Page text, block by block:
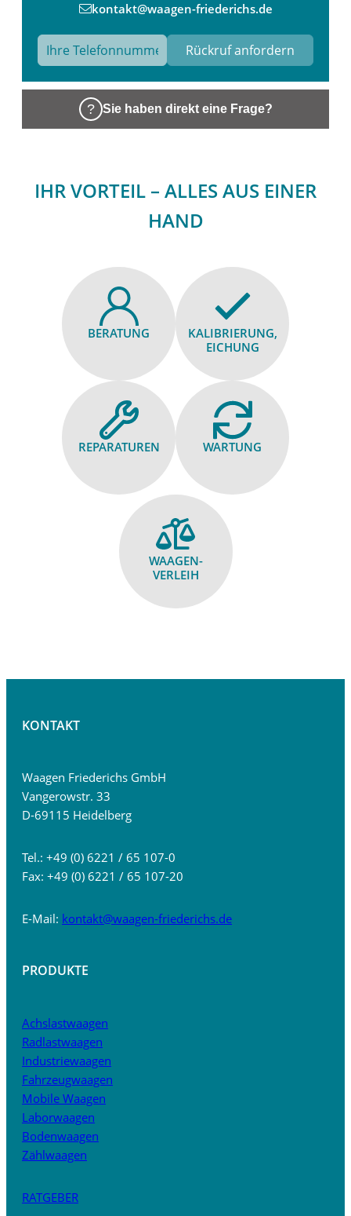
kontakt@waagen-friederichs.de
Sie haben direkt eine Frage?
IHR VORTEIL – ALLES AUS EINER
HAND
BERATUNG
KALIBRIE­RUNG,
EICHUNG
REPARA­TUREN WARTUNG
WAAGEN­
VERLEIH
KONTAKT
Waagen Friederichs GmbH
Vangerowstr. 33
D-69115 Heidelberg
Tel.: +49 (0) 6221 / 65 107-0
Fax: +49 (0) 6221 / 65 107-20
E-Mail: kontakt@waagen-friederichs.de
PRODUKTE
Achslastwaagen
Radlastwaagen
Industriewaagen
Fahrzeugwaagen
Mobile Waagen
Laborwaagen
Bodenwaagen
Zählwaagen
RATGEBER